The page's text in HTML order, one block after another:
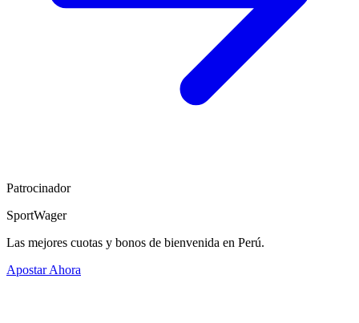
Patrocinador
SportWager
Las mejores cuotas y bonos de bienvenida en Perú.
Apostar Ahora